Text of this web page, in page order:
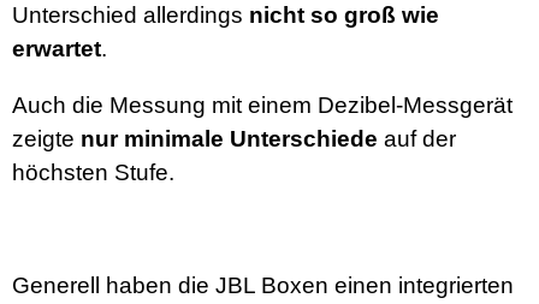
Unterschied allerdings nicht so groß wie
erwartet.
Auch die Messung mit einem Dezibel-Messgerät
zeigte nur minimale Unterschiede auf der
höchsten Stufe.
Generell haben die JBL Boxen einen integrierten